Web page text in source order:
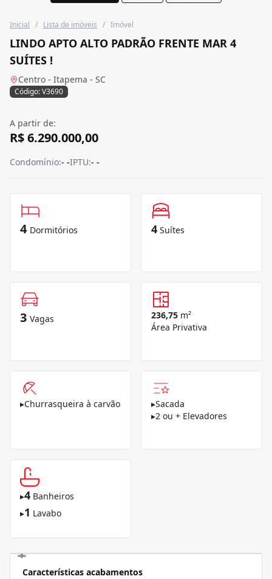
Inicial / Lista de imóveis / Imóvel
LINDO APTO ALTO PADRÃO FRENTE MAR 4
SUÍTES !
Centro - Itapema - SC
Código: V3690
A partir de:
R$ 6.290.000,00
Condomínio:- -IPTU:- -
4 Dormitórios 4 Suítes
3 Vagas 236,75 m²
Área Privativa
▸Churrasqueira à carvão ▸Sacada
▸2 ou + Elevadores
▸4 Banheiros
▸1 Lavabo
Características acabamentos